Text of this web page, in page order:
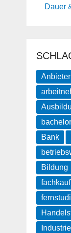
Dauer
Anbieter
Bank
Bildung